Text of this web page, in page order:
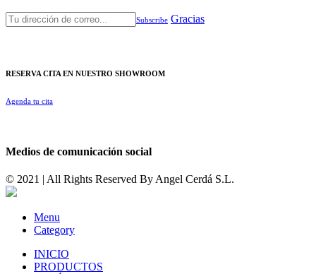
Subscribe Gracias
RESERVA CITA EN NUESTRO SHOWROOM
Agenda tu cita
Medios de comunicación social
© 2021 | All Rights Reserved ByAngel Cerdá S.L.
Menu
Category
INICIO
PRODUCTOS